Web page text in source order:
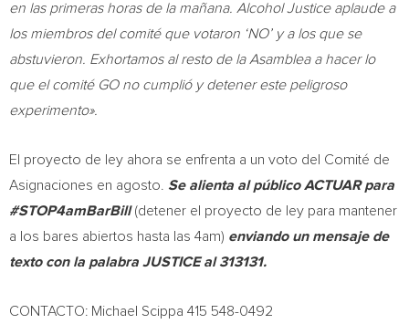
en las primeras horas de la mañana. Alcohol Justice aplaude a
los miembros del comité que votaron ‘NO’ y a los que se
abstuvieron. Exhortamos al resto de la Asamblea a hacer lo
que el comité GO no cumplió y detener este peligroso
experimento».
El proyecto de ley ahora se enfrenta a un voto del Comité de
Asignaciones en agosto. Se alienta al público ACTUAR para
#STOP4amBarBill(detener el proyecto de ley para mantener
a los bares abiertos hasta las 4am) enviando un mensaje de
texto con la palabra JUSTICE al 313131.
CONTACTO: Michael Scippa 415 548-0492